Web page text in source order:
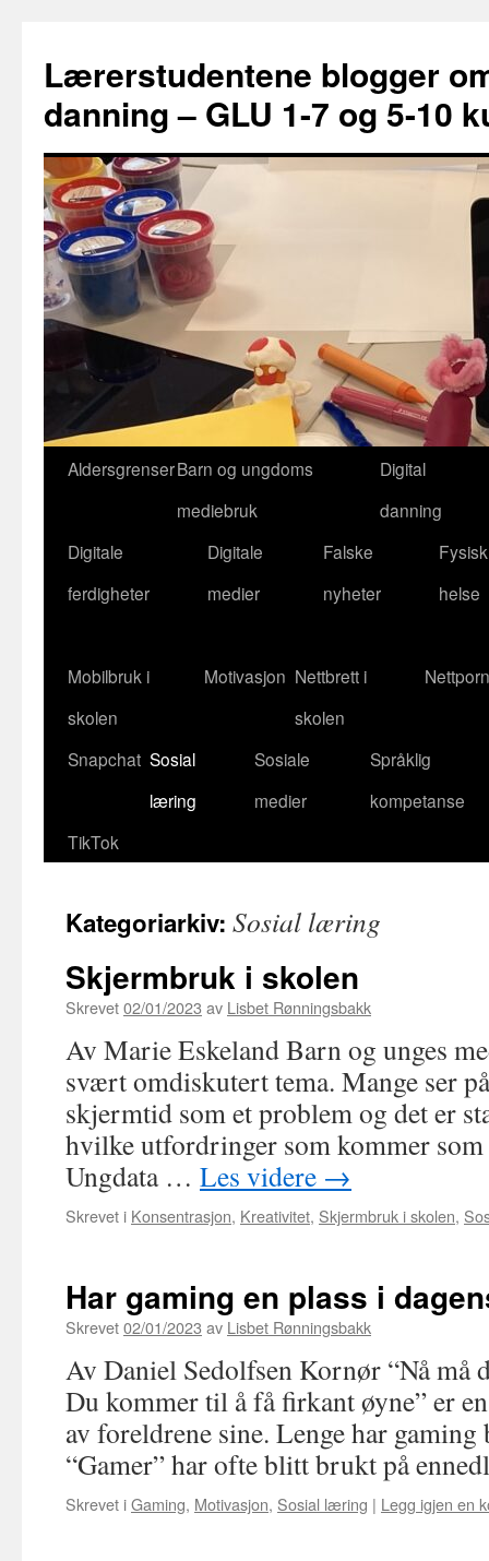
Lærerstudentene blogger
danning – GLU 1-7 og 5-10
AldersgrenserBarn og ungdoms
mediebruk
Digital
danning
Digitale
ferdigheter
Digitale
medier
Falske
nyheter
Fysisk
helse
Mobilbruk i
skolen
Motivasjon Nettbrett i
skolen
Snapchat Sosial
læring
Sosiale
medier
Språklig
kompetanse
TikTok
Kategoriarkiv: Sosial læring
Skjermbruk i skolen
Skrevet02/01/2023 av Lisbet Rønningsbakk
Av Marie Eskeland Barn og unges
svært omdiskutert tema. Mange ser
skjermtid som et problem og det er
hvilke utfordringer som kommer som
Ungdata … Les videre →
Skrevet i Konsentrasjon, Kreativitet, Skjermbruk i skolen,
Har gaming en plass i
Skrevet02/01/2023 av Lisbet Rønningsbakk
Av Daniel Sedolfsen Kornør “Nå må
Du kommer til å få firkant øyne” er
av foreldrene sine. Lenge har gaming
“Gamer” har ofte blitt brukt på
Skrevet iGaming, Motivasjon, Sosial læring | Legg igjen en